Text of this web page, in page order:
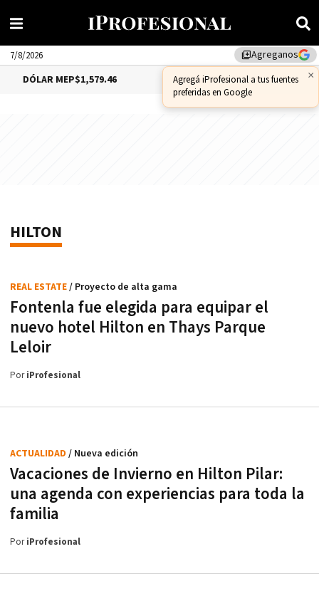
library_addAgreganos
×
Agregá iProfesional a tus fuentes
preferidas en Google
7/8/2026
DÓLAR MEP$1,579.46 DÓLAR CCL$1,575.53
HILTON
Fontenla fue elegida para equipar el
nuevo hotel Hilton en Thays Parque
Leloir
REAL ESTATE/ Proyecto de alta gama
PoriProfesional
Vacaciones de Invierno en Hilton Pilar:
una agenda con experiencias para toda la
familia
ACTUALIDAD / Nueva edición
PoriProfesional